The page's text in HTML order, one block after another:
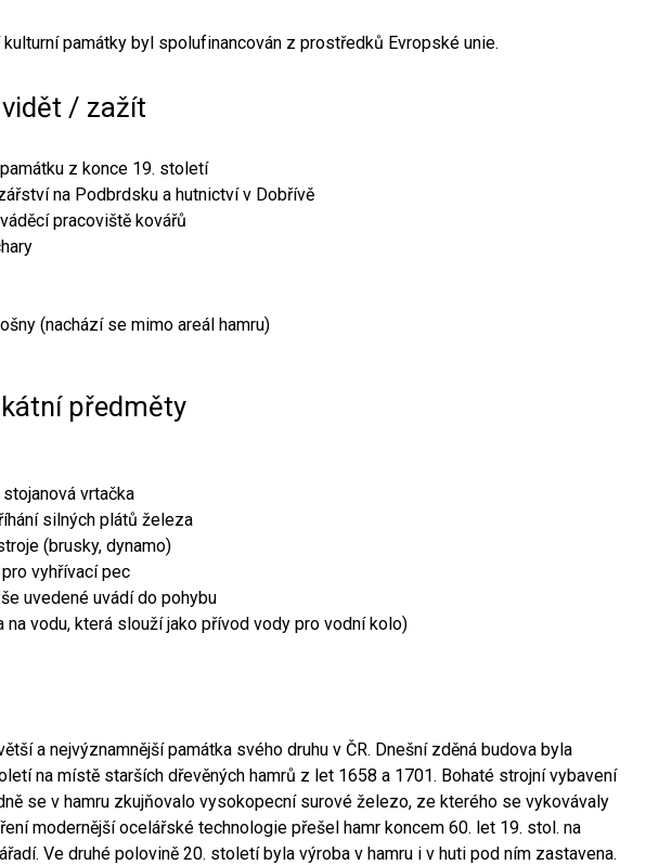
památky byl spolufinancován z prostředků Evropské unie.
/ zažít
z konce 19. století
na Podbrdsku a hutnictví v Dobřívě
pracoviště kovářů
(nachází se mimo areál hamru)
předměty
vrtačka
silných plátů železa
(brusky, dynamo)
vyhřívací pec
uvedené uvádí do pohybu
na vodu, která slouží jako přívod vody pro vodní kolo)
a nejvýznamnější památka svého druhu v ČR. Dnešní zděná budova byla
na místě starších dřevěných hamrů z let 1658 a 1701. Bohaté strojní vybavení
se v hamru zkujňovalo vysokopecní surové železo, ze kterého se vykovávaly
modernější ocelářské technologie přešel hamr koncem 60. let 19. stol. na
Ve druhé polovině 20. století byla výroba v hamru i v huti pod ním zastavena.